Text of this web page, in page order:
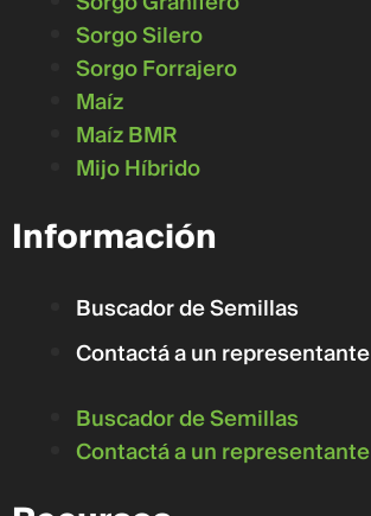
Sorgo Silero
Sorgo Forrajero
Maíz
Maíz BMR
Mijo Híbrido
Información
Buscador de Semillas
Contactá a un representante
Buscador de Semillas
Contactá a un representante